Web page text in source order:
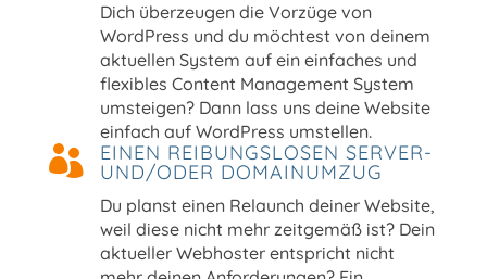
Dich überzeugen die Vorzüge von
WordPress und du möchtest von deinem
aktuellen System auf ein einfaches und
flexibles Content Management System
umsteigen? Dann lass uns deine Website
einfach auf WordPress umstellen.
 EINEN REIBUNGSLOSEN SERVER-
UND/ODER DOMAINUMZUG
Du planst einen Relaunch deiner Website,
weil diese nicht mehr zeitgemäß ist? Dein
aktueller Webhoster entspricht nicht